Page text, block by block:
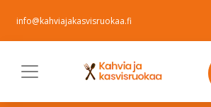
info@kahviajakasvisruokaa.fi